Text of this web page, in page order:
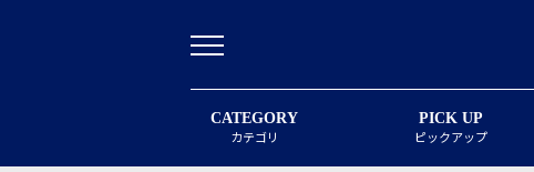
CATEGORY
カテゴリ
PICK UP
ピックアップ